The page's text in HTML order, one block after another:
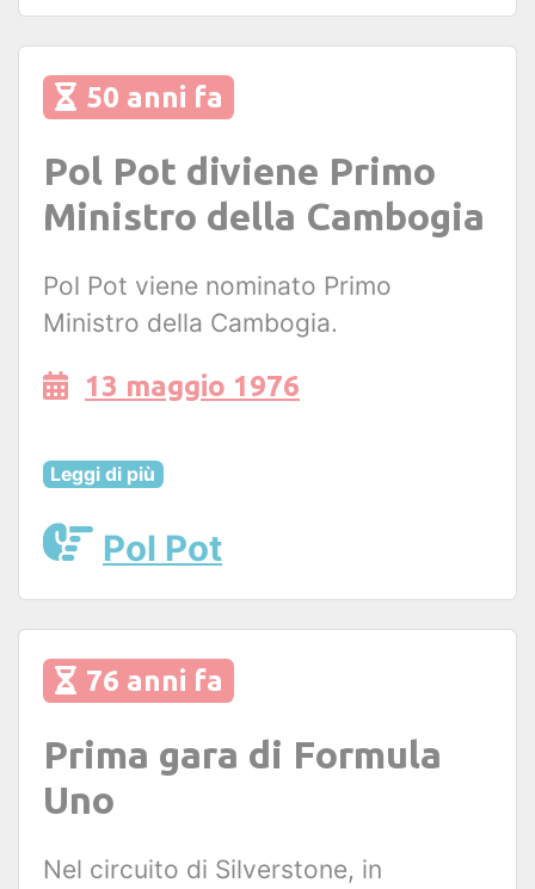
50 anni fa
Pol Pot diviene Primo
Ministro della Cambogia
Pol Pot viene nominato Primo
Ministro della Cambogia.
13 maggio 1976
Leggi di più
Pol Pot
76 anni fa
Prima gara di Formula
Uno
Nel circuito di Silverstone, in